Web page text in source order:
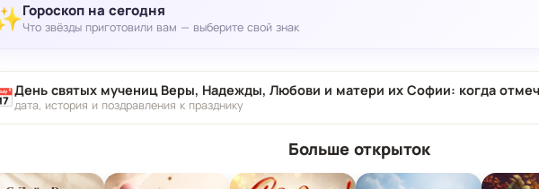
Гороскоп на сегодня
Что звёзды приготовили вам — выберите свой знак
День святых мучениц Веры, Надежды, Любови и матери их Софии: когда
дата, история и поздравления к празднику
Больше открыток